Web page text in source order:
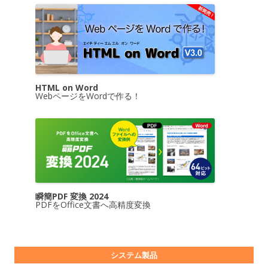
HTML on Word
WebページをWordで作る！
瞬簡PDF 変換 2024
PDFをOffice文書へ高精度変換
システム製品